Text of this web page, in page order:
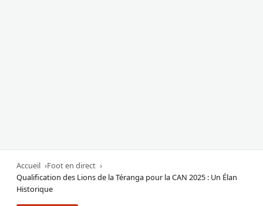
Accueil
Foot en direct
Qualification des Lions de la Téranga pour la CAN 2025 : Un Élan
Historique